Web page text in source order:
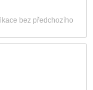
bez předchozího